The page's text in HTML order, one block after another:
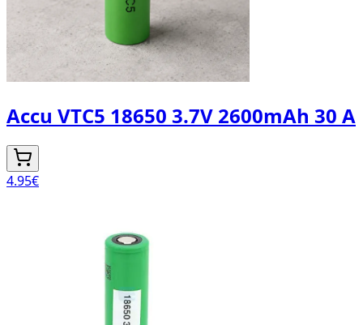
Accu VTC5 18650 3.7V 2600mAh 30 A
4.95€